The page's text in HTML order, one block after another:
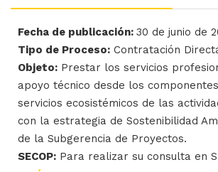
Fecha de publicación: 30 de junio de
Tipo de Proceso: Contratación
Objeto: Prestar los servicios
apoyo técnico desde los
servicios ecosistémicos de las
con la estrategia de Sostenibilidad
de la Subgerencia de Proyectos.
SECOP: Para realizar su consulta en